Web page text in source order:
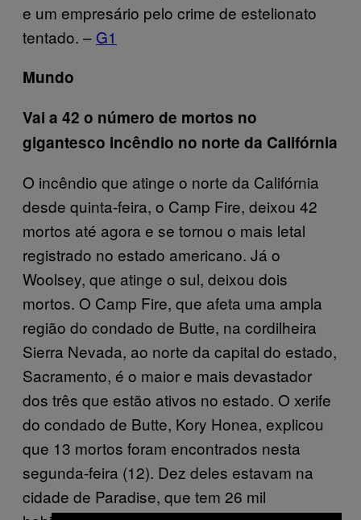
e um empresário pelo crime de estelionato
tentado. – G1
Mundo
Vai a 42 o número de mortos no
gigantesco incêndio no norte da Califórnia
O incêndio que atinge o norte da Califórnia
desde quinta-feira, o Camp Fire, deixou 42
mortos até agora e se tornou o mais letal
registrado no estado americano. Já o
Woolsey, que atinge o sul, deixou dois
mortos. O Camp Fire, que afeta uma ampla
região do condado de Butte, na cordilheira
Sierra Nevada, ao norte da capital do estado,
Sacramento, é o maior e mais devastador
dos três que estão ativos no estado. O xerife
do condado de Butte, Kory Honea, explicou
que 13 mortos foram encontrados nesta
segunda-feira (12). Dez deles estavam na
cidade de Paradise, que tem 26 mil